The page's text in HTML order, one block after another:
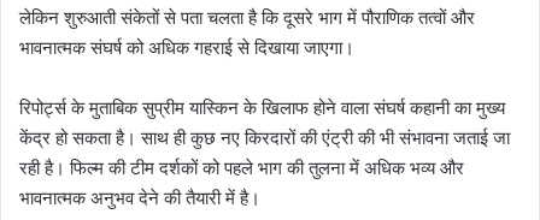
लेकिन शुरुआती संकेतों से पता चलता है कि दूसरे भाग में पौराणिक तत्वों और
भावनात्मक संघर्ष को अधिक गहराई से दिखाया जाएगा।
रिपोर्ट्स के मुताबिक सुप्रीम यास्किन के खिलाफ होने वाला संघर्ष कहानी का मुख्य
केंद्र हो सकता है। साथ ही कुछ नए किरदारों की एंट्री की भी संभावना जताई जा
रही है। फिल्म की टीम दर्शकों को पहले भाग की तुलना में अधिक भव्य और
भावनात्मक अनुभव देने की तैयारी में है।